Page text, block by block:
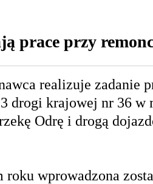
prace przy
realizuje zadanie
drogi krajowej nr 36 w
Odrę i drogą
roku wprowadzona